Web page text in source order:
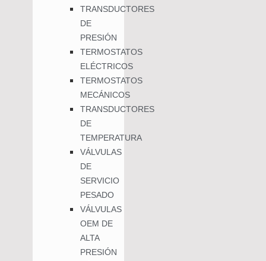
TRANSDUCTORES
DE
PRESIÓN
TERMOSTATOS
ELÉCTRICOS
TERMOSTATOS
MECÁNICOS
TRANSDUCTORES
DE
TEMPERATURA
VÁLVULAS
DE
SERVICIO
PESADO
VÁLVULAS
OEM DE
ALTA
PRESIÓN